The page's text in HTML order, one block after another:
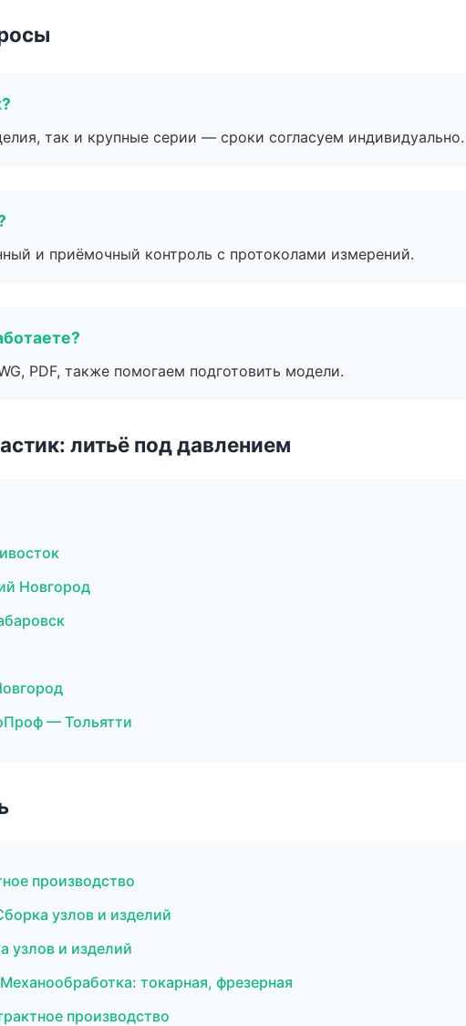
так и крупные серии — сроки согласуем индивидуально.
и приёмочный контроль с протоколами измерений.
PDF, также помогаем подготовить модели.
литьё под давлением
Новгород
— Тольятти
производство
узлов и изделий
узлов и изделий
токарная, фрезерная
производство